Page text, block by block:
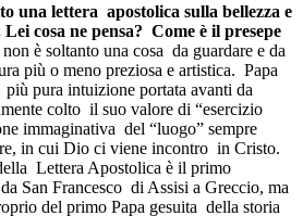
una lettera apostolica sulla bellezza e
cosa ne pensa? Come è il presepe
è soltanto una cosa da guardare e da
più o meno preziosa e artistica. Papa
pura intuizione portata avanti da
colto il suo valore di “esercizio
immaginativa del “luogo” sempre
in cui Dio ci viene incontro in Cristo.
Lettera Apostolica è il primo
San Francesco di Assisi a Greccio, ma
del primo Papa gesuita della storia